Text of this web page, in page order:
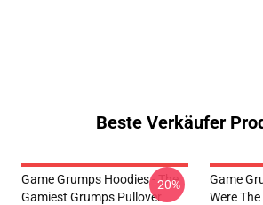
Beste Verkäufer
Game Grumps Hoodies - The
Gamiest Grumps Pullover
-20%
Game
Were